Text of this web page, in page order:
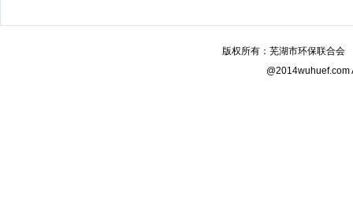
版权所有：芜湖市环保联合